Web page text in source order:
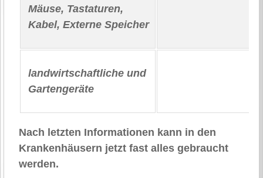
Mäuse, Tastaturen,
Kabel, Externe Speicher
landwirtschaftliche und
Gartengeräte
Nach letzten Informationen kann in den
Krankenhäusern jetzt fast alles gebraucht
werden.